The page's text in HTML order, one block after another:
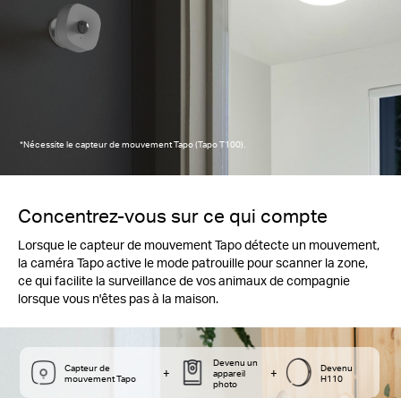
*Nécessite le capteur de mouvement Tapo (Tapo T100).
Concentrez-vous sur ce qui compte
Lorsque le capteur de mouvement Tapo détecte un mouvement,
la caméra Tapo active le mode patrouille pour scanner la zone,
ce qui facilite la surveillance de vos animaux de compagnie
lorsque vous n'êtes pas à la maison.
Capteur de
mouvement Tapo
+
Devenu un
appareil
photo
+
Devenu
H110